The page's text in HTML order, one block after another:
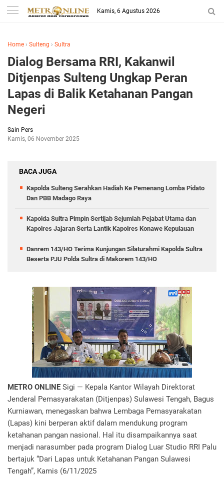
Kamis, 6 Agustus 2026
Home › Sulteng › Sultra
Dialog Bersama RRI, Kakanwil
Ditjenpas Sulteng Ungkap Peran
Lapas di Balik Ketahanan Pangan
Negeri
Sain Pers
Kamis, 06 November 2025
BACA JUGA
Kapolda Sulteng Serahkan Hadiah Ke Pemenang Lomba Pidato
Dan PBB Madago Raya
Kapolda Sultra Pimpin Sertijab Sejumlah Pejabat Utama dan
Kapolres Jajaran Serta Lantik Kapolres Konawe Kepulauan
Danrem 143/HO Terima Kunjungan Silaturahmi Kapolda Sultra
Beserta PJU Polda Sultra di Makorem 143/HO
METRO ONLINE Sigi — Kepala Kantor Wilayah Direktorat
Jenderal Pemasyarakatan (Ditjenpas) Sulawesi Tengah, Bagus
Kurniawan, menegaskan bahwa Lembaga Pemasyarakatan
(Lapas) kini berperan aktif dalam mendukung program
ketahanan pangan nasional. Hal itu disampaikannya saat
menjadi narasumber pada program Dialog Luar Studio RRI Palu
bertajuk “Dari Lapas untuk Ketahanan Pangan Sulawesi
Tengah”, Kamis (6/11/2025